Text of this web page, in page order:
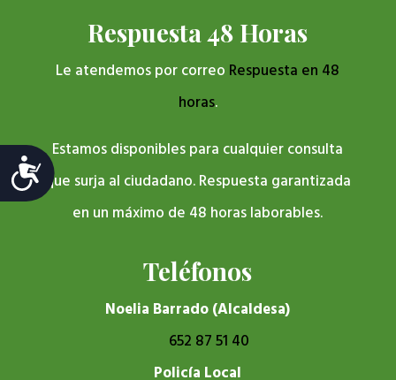
Accesibilidad
Respuesta 48 Horas
Le atendemos por correo Respuesta en 48
horas.
Estamos disponibles para cualquier consulta
que surja al ciudadano. Respuesta garantizada
en un máximo de 48 horas laborables.
Teléfonos
Noelia Barrado (Alcaldesa)
652 87 51 40
Policía Local